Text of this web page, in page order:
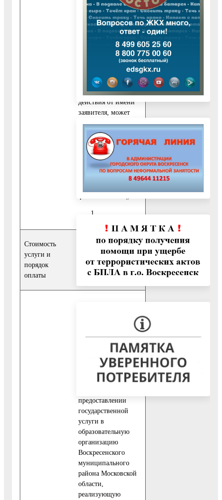
законодательством
Российской
Федерации.
подтверждающего
полномочия на
осуществление
действия от имени
заявителя, может
быть представлена
оформленная в
соответствии с
законодательством
Российской
Федерации
Стоимость
услуги и
порядок
оплаты
Предоставление
государственной
услуги
осуществляется
услуги не должен
рабочих дней со
дня, следующего за
днем приема
предоставлении
государственной
услуги в
образовательную
организацию
Воскресенского
муниципального
района Московской
области,
реализующую